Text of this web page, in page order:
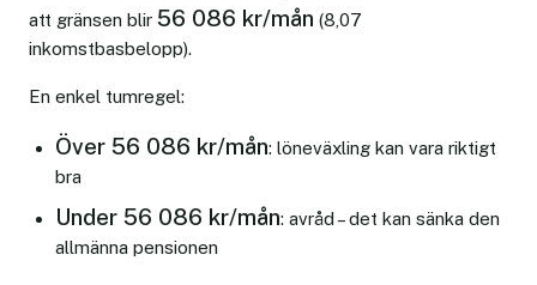
att gränsen blir 56 086 kr/mån (8,07
inkomstbasbelopp).
En enkel tumregel:
Över 56 086 kr/mån: löneväxling kan vara riktigt
bra
Under 56 086 kr/mån: avråd – det kan sänka den
allmänna pensionen